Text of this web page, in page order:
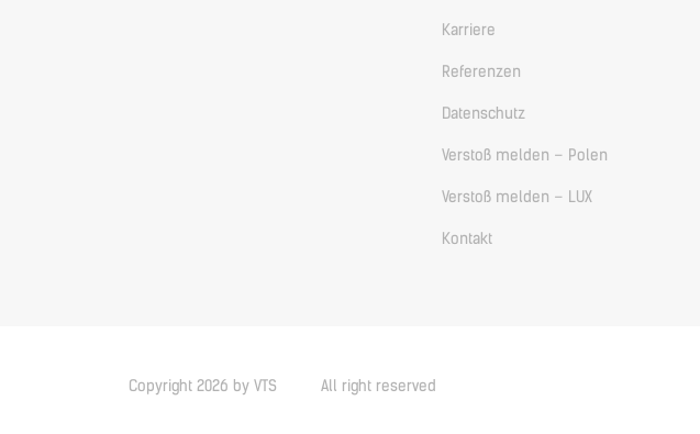
Karriere
Referenzen
Datenschutz
Verstoß melden – Polen
Verstoß melden – LUX
Kontakt
Copyright 2026 by VTS All right reserved